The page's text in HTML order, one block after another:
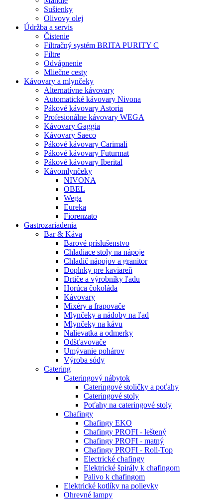
Sušienky
Olivovy olej
Údržba a servis
Čistenie
Filtračný systém BRITA PURITY C
Filtre
Odvápnenie
Mliečne cesty
Kávovary a mlynčeky
Alternatívne kávovary
Automatické kávovary Nivona
Pákové kávovary Astoria
Profesionálne kávovary WEGA
Kávovary Gaggia
Kávovary Saeco
Pákové kávovary Carimali
Pákové kávovary Futurmat
Pákové kávovary Iberital
Kávomlynčeky
NIVONA
OBEL
Wega
Eureka
Fiorenzato
Gastrozariadenia
Bar & Káva
Barové príslušenstvo
Chladiace stoly na nápoje
Chladič nápojov a granitor
Doplnky pre kaviareň
Drtiče a výrobníky ľadu
Horúca čokoláda
Kávovary
Mixéry a frapovače
Mlynčeky a nádoby na ľad
Mlynčeky na kávu
Nalievatka a odmerky
Odšťavovače
Umývanie pohárov
Výroba sódy
Catering
Cateringový nábytok
Cateringové stoličky a poťahy
Cateringové stoly
Poťahy na cateringové stoly
Chafingy
Chafingy EKO
Chafingy PROFI - leštený
Chafingy PROFI - matný
Chafingy PROFI - Roll-Top
Electrické chafingy
Elektrické špirály k chafingom
Palivo k chafingom
Elektrické kotlíky na polievky
Ohrevné lampy